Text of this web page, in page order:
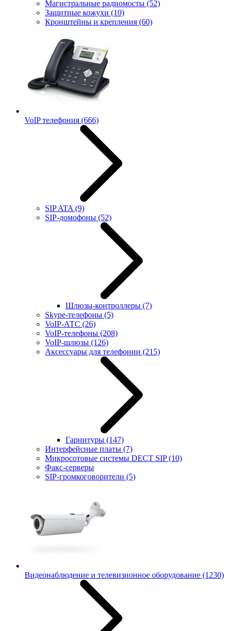
Магистральные радиомосты (52)
Защитные кожухи (10)
Кронштейны и крепления (60)
VoIP телефония (666)
SIP ATA (9)
SIP-домофоны (52)
Шлюзы-контроллеры (7)
Skype-телефоны (5)
VoIP-АТС (26)
VoIP-телефоны (208)
VoIP-шлюзы (126)
Аксессуары для телефонии (215)
Гарнитуры (147)
Интерфейсные платы (7)
Микросотовые системы DECT SIP(10)
Факс-серверы
SIP-громкоговорители (5)
Видеонаблюдение и телевизионное оборудование (1230)